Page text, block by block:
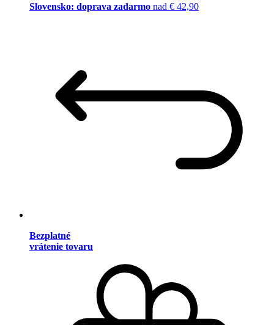
Slovensko: doprava zadarmo nad € 42,90
Bezplatné
vrátenie tovaru